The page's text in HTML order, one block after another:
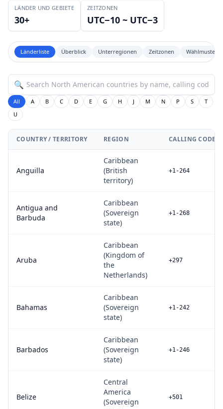
LÄNDER UND GEBIETE
30+
ZEITZONEN
UTC−10 ~ UTC−3
Länderliste Überblick Unterregionen Zeitzonen Wählmuster
🔍
All A B C D E G H J M N P S
T
U
COUNTRY / TERRITORY REGION CALLING CODE
Anguilla
Caribbean
(British
territory)
+1-264
Antigua and
Barbuda
Caribbean
(Sovereign
state)
+1-268
Aruba
Caribbean
(Kingdom of
the
Netherlands)
+297
Bahamas
Caribbean
(Sovereign
state)
+1-242
Barbados
Caribbean
(Sovereign
state)
+1-246
Belize
Central
America
(Sovereign
+501